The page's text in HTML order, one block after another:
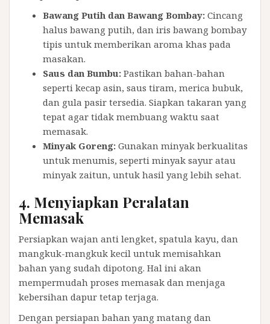
Bawang Putih dan Bawang Bombay: Cincang
halus bawang putih, dan iris bawang bombay
tipis untuk memberikan aroma khas pada
masakan.
Saus dan Bumbu: Pastikan bahan-bahan
seperti kecap asin, saus tiram, merica bubuk,
dan gula pasir tersedia. Siapkan takaran yang
tepat agar tidak membuang waktu saat
memasak.
Minyak Goreng: Gunakan minyak berkualitas
untuk menumis, seperti minyak sayur atau
minyak zaitun, untuk hasil yang lebih sehat.
4. Menyiapkan Peralatan
Memasak
Persiapkan wajan anti lengket, spatula kayu, dan
mangkuk-mangkuk kecil untuk memisahkan
bahan yang sudah dipotong. Hal ini akan
mempermudah proses memasak dan menjaga
kebersihan dapur tetap terjaga.
Dengan persiapan bahan yang matang dan